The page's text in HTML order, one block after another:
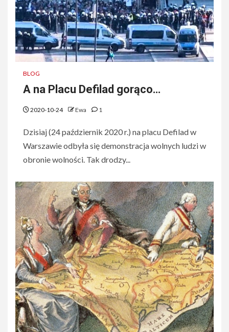
BLOG
A na Placu Defilad gorąco…
2020-10-24 Ewa 1
Dzisiaj (24 październik 2020 r.) na placu Defilad w
Warszawie odbyła się demonstracja wolnych ludzi w
obronie wolności. Tak drodzy...